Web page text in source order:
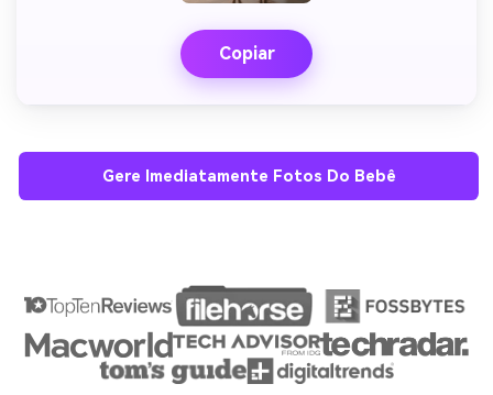
Copiar
Gere Imediatamente Fotos Do Bebê